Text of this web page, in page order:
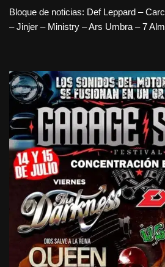
Bloque de noticias: Def Leppard –
– Jinjer – Ministry – Ars Umbra – 7